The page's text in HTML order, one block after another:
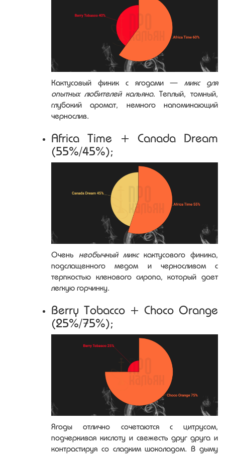
Кактусовый финик с ягодами — микс для
опытных любителей кальяна. Теплый, томный,
глубокий аромат, немного напоминающий
чернослив.
Africa Time + Canada Dream
(55%/45%);
Очень необычный микскактусового финика,
подслащенного медом и черносливом с
терпкостью кленового сиропа, который дает
легкую горчинку.
Berry Tobacco + Choco Orange
(25%/75%);
Ягоды отлично сочетаются с цитрусом,
подчеркивая кислоту и свежесть друг друга и
контрастируя со сладким шоколадом. В дыму